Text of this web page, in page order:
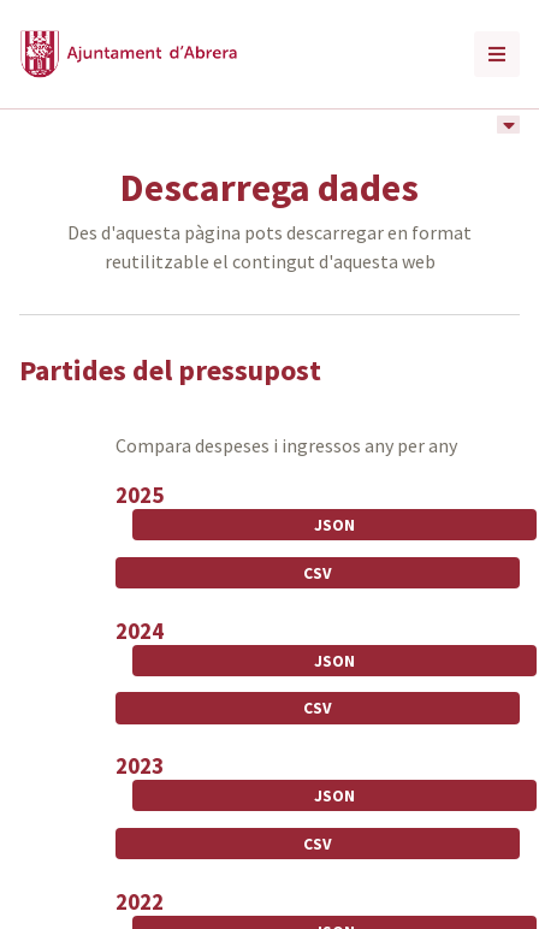
Descarrega dades
Des d'aquesta pàgina pots descarregar en format
reutilitzable el contingut d'aquesta web
Partides del pressupost
Compara despeses i ingressos any per any
2025
JSON
CSV
2024
JSON
CSV
2023
JSON
CSV
2022